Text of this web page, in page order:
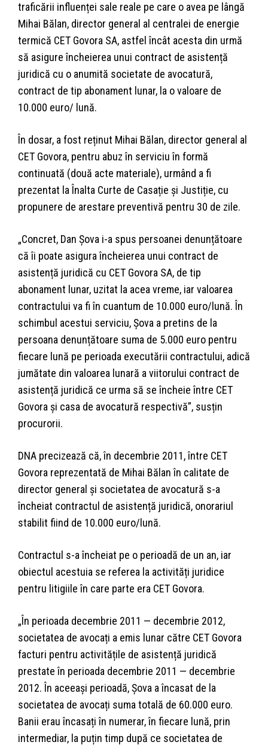
traficării influenței sale reale pe care o avea pe lângă
Mihai Bălan, director general al centralei de energie
termică CET Govora SA, astfel încât acesta din urmă
să asigure încheierea unui contract de asistență
juridică cu o anumită societate de avocatură,
contract de tip abonament lunar, la o valoare de
10.000 euro/ lună.
În dosar, a fost reținut Mihai Bălan, director general al
CET Govora, pentru abuz în serviciu în formă
continuată (două acte materiale), urmând a fi
prezentat la Înalta Curte de Casație și Justiție, cu
propunere de arestare preventivă pentru 30 de zile.
„Concret, Dan Șova i-a spus persoanei denunțătoare
că îi poate asigura încheierea unui contract de
asistență juridică cu CET Govora SA, de tip
abonament lunar, uzitat la acea vreme, iar valoarea
contractului va fi în cuantum de 10.000 euro/lună. În
schimbul acestui serviciu, Șova a pretins de la
persoana denunțătoare suma de 5.000 euro pentru
fiecare lună pe perioada executării contractului, adică
jumătate din valoarea lunară a viitorului contract de
asistență juridică ce urma să se încheie între CET
Govora și casa de avocatură respectivă”, susțin
procurorii.
DNA precizează că, în decembrie 2011, între CET
Govora reprezentată de Mihai Bălan în calitate de
director general și societatea de avocatură s-a
încheiat contractul de asistență juridică, onorariul
stabilit fiind de 10.000 euro/lună.
Contractul s-a încheiat pe o perioadă de un an, iar
obiectul acestuia se referea la activități juridice
pentru litigiile în care parte era CET Govora.
„În perioada decembrie 2011 — decembrie 2012,
societatea de avocați a emis lunar către CET Govora
facturi pentru activitățile de asistență juridică
prestate în perioada decembrie 2011 — decembrie
2012. În aceeași perioadă, Șova a încasat de la
societatea de avocați suma totală de 60.000 euro.
Banii erau încasați în numerar, în fiecare lună, prin
intermediar, la puțin timp după ce societatea de